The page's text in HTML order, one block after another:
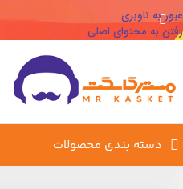
عبور به ناوبری
رفتن به محتوای اصلی
دسته بندی محصولات